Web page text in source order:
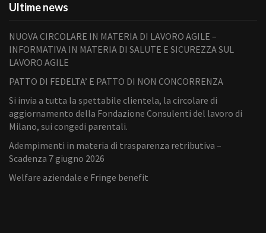
Ultime news
NUOVA CIRCOLARE IN MATERIA DI LAVORO AGILE –
INFORMATIVA IN MATERIA DI SALUTE E SICUREZZA SUL
LAVORO AGILE
PATTO DI FEDELTA’ E PATTO DI NON CONCORRENZA
Si invia a tutta la spettabile clientela, la circolare di
aggiornamento della Fondazione Consulenti del lavoro di
Milano, sui congedi parentali.
Adempimenti in materia di trasparenza retributiva –
Scadenza 7 giugno 2026
Welfare aziendale e Fringe benefit